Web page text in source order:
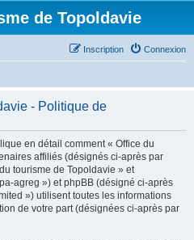
de Topoldavie
Connexion
Inscription
- Politique de
en détail comment « Office du
affiliés (désignés ci-après par
tourisme de Topoldavie » et
agreg ») et phpBB (désigné ci-après
») utilisent toutes les informations
de votre part (désignées ci-après par